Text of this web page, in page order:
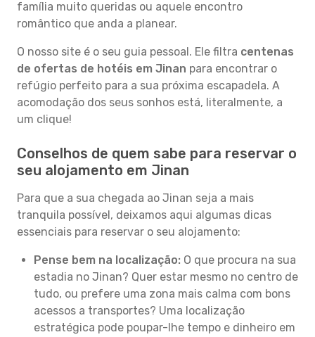
família muito queridas ou aquele encontro
romântico que anda a planear.
O nosso site é o seu guia pessoal. Ele filtra centenas
de ofertas de hotéis em Jinan para encontrar o
refúgio perfeito para a sua próxima escapadela. A
acomodação dos seus sonhos está, literalmente, a
um clique!
Conselhos de quem sabe para reservar o
seu alojamento em Jinan
Para que a sua chegada ao Jinan seja a mais
tranquila possível, deixamos aqui algumas dicas
essenciais para reservar o seu alojamento:
Pense bem na localização: O que procura na sua
estadia no Jinan? Quer estar mesmo no centro de
tudo, ou prefere uma zona mais calma com bons
acessos a transportes? Uma localização
estratégica pode poupar-lhe tempo e dinheiro em